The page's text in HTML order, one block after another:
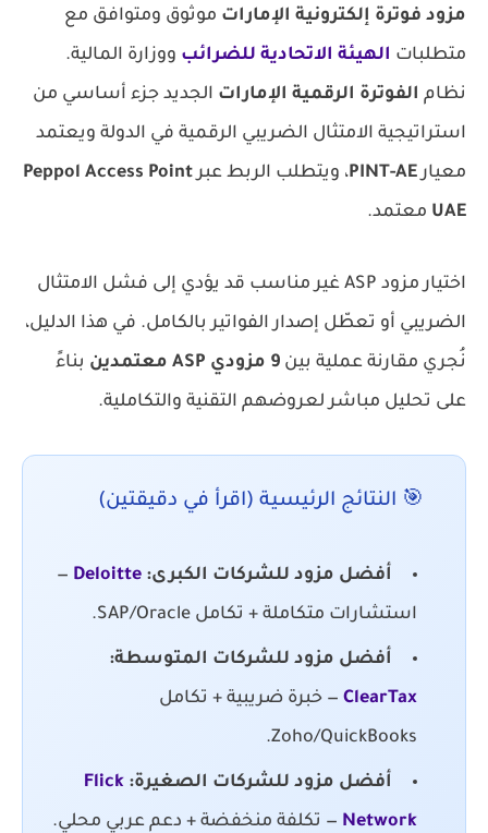
مزود فوترة إلكترونية الإمارات موثوق ومتوافق مع
متطلبات الهيئة الاتحادية للضرائب ووزارة المالية.
نظام الفوترة الرقمية الإمارات الجديد جزء أساسي من
استراتيجية الامتثال الضريبي الرقمية في الدولة ويعتمد
معيارPINT-AE، ويتطلب الربط عبرPeppol Access Point
UAE معتمد.
اختيار مزود ASP غير مناسب قد يؤدي إلى فشل الامتثال
الضريبي أو تعطّل إصدار الفواتير بالكامل. في هذا الدليل،
نُجري مقارنة عملية بين 9 مزودي ASP معتمدين
بناءً
على تحليل مباشر لعروضهم التقنية والتكاملية.
🎯 النتائج الرئيسية (اقرأ في دقيقتين)
أفضل مزود للشركات الكبرى: Deloitte
—
استشارات متكاملة + تكامل SAP/Oracle.
أفضل مزود للشركات المتوسطة:
ClearTax — خبرة ضريبية + تكامل
Zoho/QuickBooks.
أفضل مزود للشركات الصغيرة: Flick
Network — تكلفة منخفضة + دعم عربي محلي.